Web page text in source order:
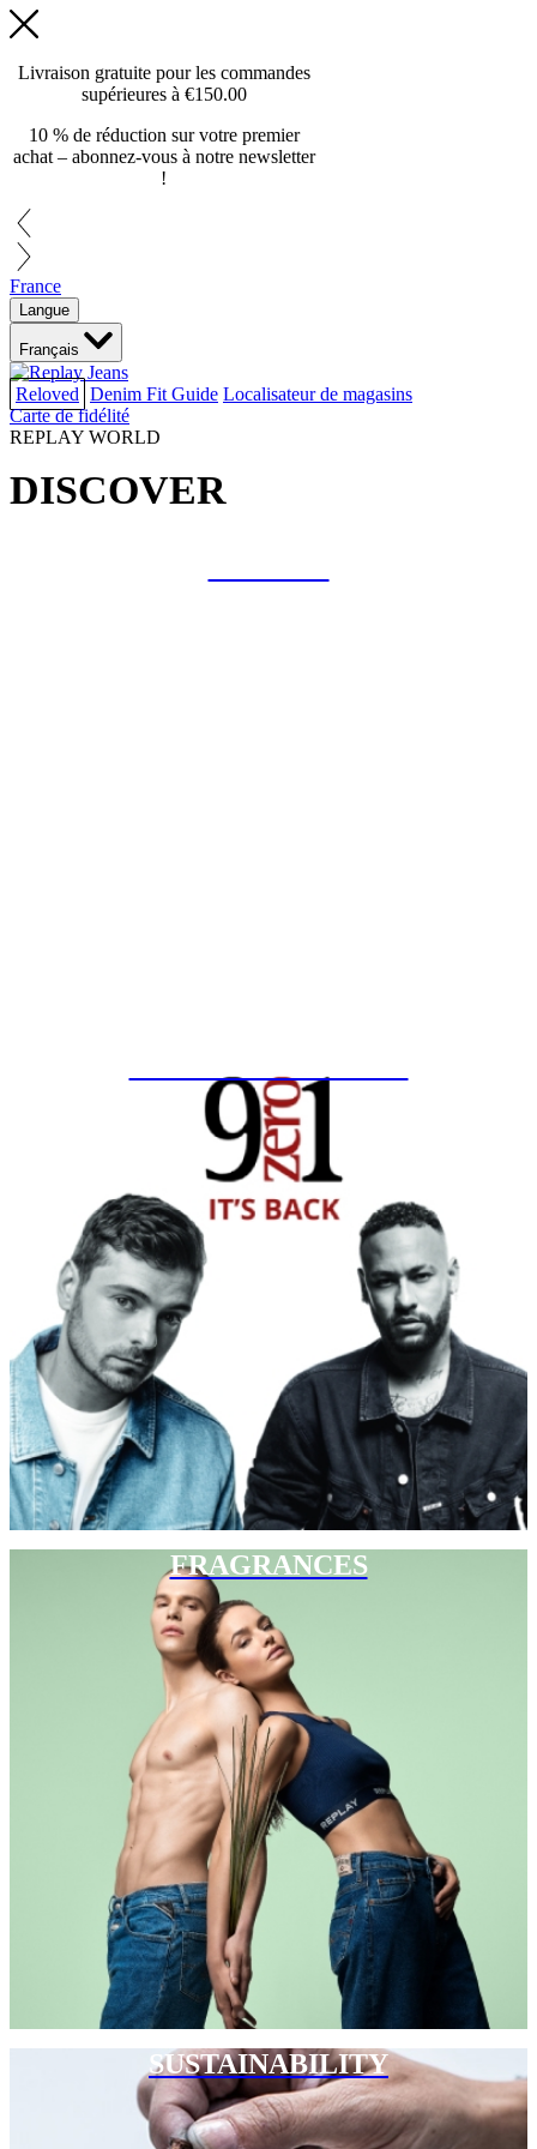
Livraison gratuite pour les commandes
supérieures à €150.00
10 % de réduction sur votre premier
achat – abonnez-vous à notre newsletter
!
France
Langue
Français
Reloved Denim Fit Guide Localisateur de magasins
Carte de fidélité
REPLAY WORLD
DISCOVER
FRAGRANCES
SUSTAINABILITY